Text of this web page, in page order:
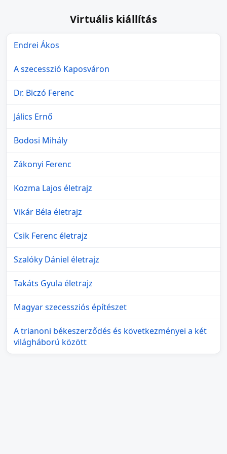
Virtuális kiállítás
Endrei Ákos
A szecesszió Kaposváron
Dr. Biczó Ferenc
Jálics Ernő
Bodosi Mihály
Zákonyi Ferenc
Kozma Lajos életrajz
Vikár Béla életrajz
Csik Ferenc életrajz
Szalóky Dániel életrajz
Takáts Gyula életrajz
Magyar szecessziós építészet
A trianoni békeszerződés és következményei a két
világháború között